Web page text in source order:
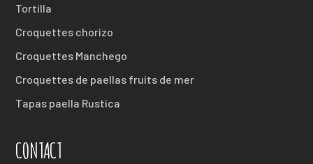
Tortilla
Croquettes chorizo
Croquettes Manchego
Croquettes de paellas fruits de mer
Tapas paella Rustica
CONTACT